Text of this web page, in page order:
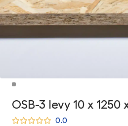
OSB-3 levy 10 x 1250
0.0